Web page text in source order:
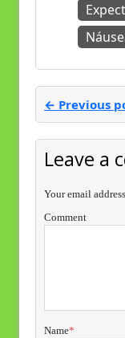
← Previous
Leave a
Your email
Comment
Name*